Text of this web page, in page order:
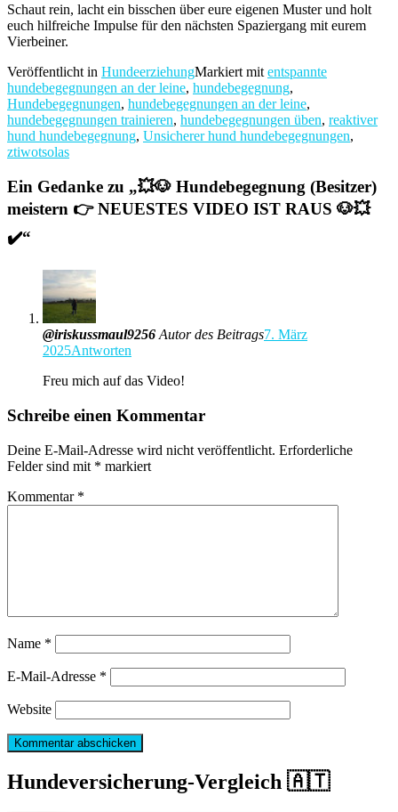
Schaut rein, lacht ein bisschen über eure eigenen Muster und holt
euch hilfreiche Impulse für den nächsten Spaziergang mit eurem
Vierbeiner.
Veröffentlicht in HundeerziehungMarkiert mit entspannte
hundebegegnungen an der leine, hundebegegnung,
Hundebegegnungen, hundebegegnungen an der leine,
hundebegegnungen trainieren, hundebegegnungen üben, reaktiver
hund hundebegegnung, Unsicherer hund hundebegegnungen,
ztiwotsolas
Ein Gedanke zu „💥🐶 Hundebegegnung (Besitzer)
meistern 👉 NEUESTES VIDEO IST RAUS 🐶💥
✔️“
@iriskussmaul9256 Autor des Beitrags7. März
2025Antworten
Freu mich auf das Video!
Schreibe einen Kommentar
Deine E-Mail-Adresse wird nicht veröffentlicht. Erforderliche
Felder sind mit * markiert
Kommentar *
Name *
E-Mail-Adresse *
Website
Hundeversicherung-Vergleich 🇦🇹